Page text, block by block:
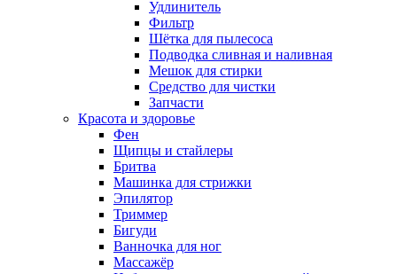
Удлинитель
Фильтр
Шётка для пылесоса
Подводка сливная и наливная
Мешок для стирки
Средство для чистки
Запчасти
Красота и здоровье
Фен
Щипцы и стайлеры
Бритва
Машинка для стрижки
Эпилятор
Триммер
Бигуди
Ванночка для ног
Массажёр